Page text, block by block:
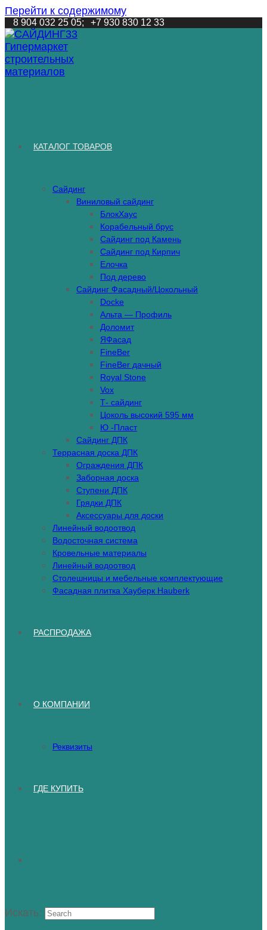
Перейти к содержимому
8 904 032 25 05; +7 930 830 12 33
КАТАЛОГ ТОВАРОВ
Сайдинг
Виниловый сайдинг
БлокХаус
Корабельный брус
Сайдинг под Камень
Сайдинг под Кирпич
Елочка
Под дерево
Сайдинг Фасадный/Цокольный
Docke
Альта — Профиль
Доломит
ЯФасад
FineBer
FineBer дачный
Royal Stone
Vox
Т- сайдинг
Цоколь высокий 595 мм
Ю -Пласт
Сайдинг ДПК
Террасная доска ДПК
Ограждения ДПК
Заборная доска
Ступени ДПК
Грядки ДПК
Аксессуары для доски
Линейный водоотвод
Водосточная система
Кровельные материалы
Линейный водоотвод
Столешницы и мебельные комплектующие
Фасадная плитка Хауберк Hauberk
РАСПРОДАЖА
О КОМПАНИИ
Реквизиты
ГДЕ КУПИТЬ
Искать: